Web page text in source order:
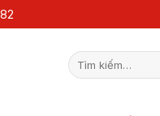
Tìm
kiếm: